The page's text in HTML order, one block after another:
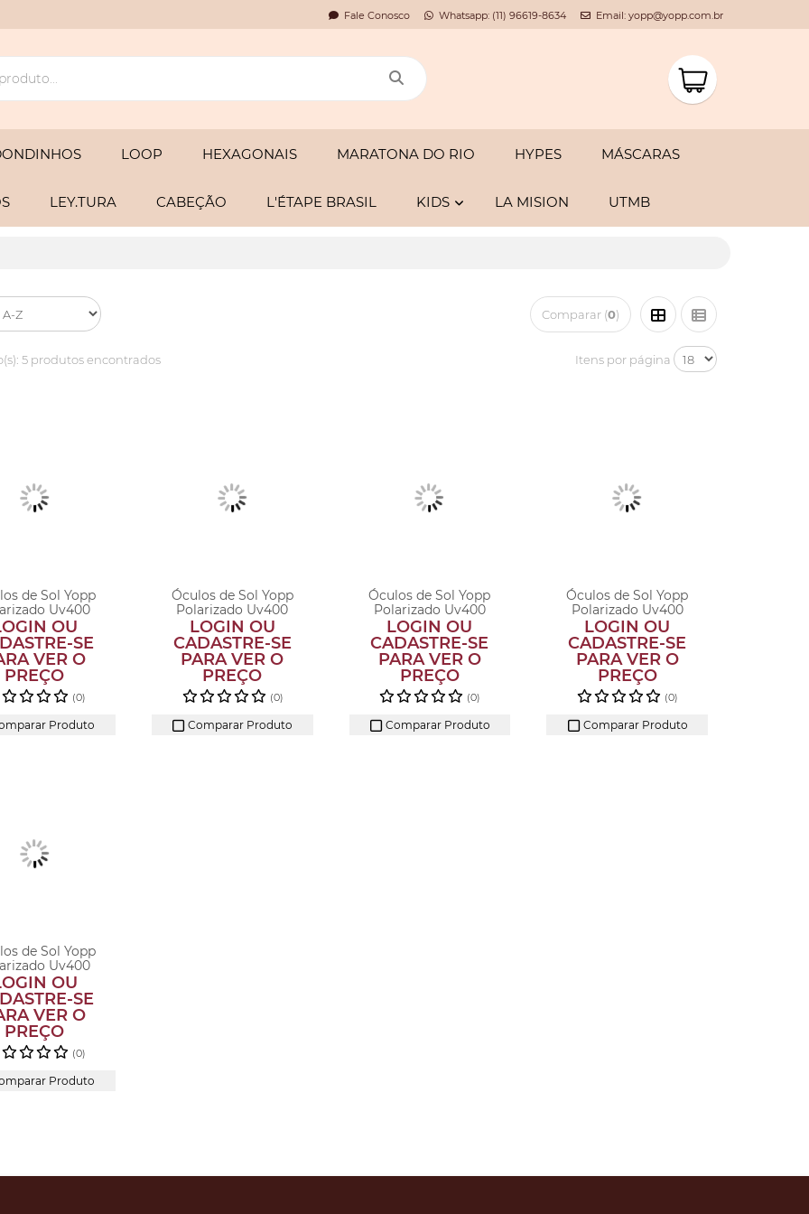
Fale Conosco Whatsapp: (11) 96619-8634 Email: yopp@yopp.com.br
LOOP HEXAGONAIS MARATONA DO RIO HYPES MÁSCARAS
LEY.TURA CABEÇÃO L'ÉTAPE BRASIL KIDS LA MISION UTMB
Comparar (0)
5 produtos encontrados Itens por página
de Sol Yopp
Uv400
Celes...
OU
SE
VER O
PREÇO
(0)
Produto
Óculos de Sol Yopp
Polarizado Uv400
Cabeção Ninja
LOGIN OU
CADASTRE-SE
PARA VER O
PREÇO
(0)
Comparar Produto
Óculos de Sol Yopp
Polarizado Uv400
Cabeção Patin...
LOGIN OU
CADASTRE-SE
PARA VER O
PREÇO
(0)
Comparar Produto
Óculos de Sol Yopp
Polarizado Uv400
Cabeção Calab...
LOGIN OU
CADASTRE-SE
PARA VER O
PREÇO
(0)
Comparar Produto
de Sol Yopp
Uv400
Malha...
OU
SE
VER O
PREÇO
(0)
Produto